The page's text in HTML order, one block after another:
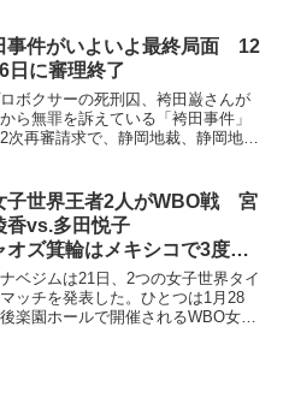
ョシュア戦のトレ...
事件がいよいよ最終局面 12
日に審理終了
ボクサーの死刑囚、袴田巌さんが
ら無罪を訴えている「袴田事件」
次再審請求で、静岡地裁、静岡地
提出することが決まった。同月16
袴田さんの姉...
子世界王者2人がWBO戦 宮
香vs.多田悦子
オズ箕輪はメキシコで3度目
界挑戦
ベジムは21日、2つの女子世界タイ
マッチを発表した。ひとつは1月28
楽園ホールで開催されるWBO女子